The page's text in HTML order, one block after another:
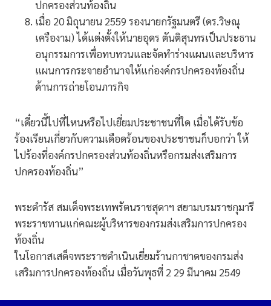
ปกครองส่วนท้องถิ่น
เมื่อ 20 มิถุนายน 2559 รองนายกรัฐมนตรี (ดร.วิษณุ
เครืองาม) ได้แต่งตั้งให้นายอุดร ตันติสุนทรเป็นประธาน
อนุกรรมการเพื่อทบทวนและจัดทำร่างแผนและบริหาร
แผนการกระจายอำนาจให้แก่องค์กรปกครองท้องถิ่น
ด้านการถ่ายโอนภารกิจ
“เดี๋ยวนี้ไปที่ไหนหรือไปเยี่ยมประชาชนที่ใด เมื่อได้รับข้อ
ร้องเรียนเกี่ยวกับความเดือดร้อนของประชาชนก็บอกว่า ให้
ไปร้องที่องค์กรปกครองส่วนท้องถิ่นหรือกรมส่งเสริมการ
ปกครองท้องถิ่น”
พระดำรัส สมเด็จพระเทพรัตนราชสุดาฯ สยามบรมราชกุมารี
พระราชทานแก่คณะผู้บริหารของกรมส่งเสริมการปกครอง
ท้องถิ่น
ในโอกาสเสด็จพระราชดำเนินเยี่ยมร้านกาชาดของกรมส่ง
เสริมการปกครองท้องถิ่น เมื่อวันพุธที่ 2 29 มีนาคม 2549